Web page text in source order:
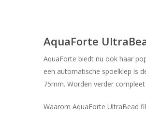
AquaForte
AquaForte biedt nu ook haar
een automatische spoelklep is
75mm. Worden verder
Waarom AquaForte UltraBead